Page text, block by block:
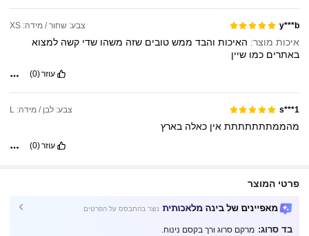
y***b צבע: שחור / מידה: XS
איכות מוצר: האיכות והבד ממשטוביםשזה משהושדיקשהלמצוא
באתריםכמושיין
עוזר(0)
s***1 צבע: לבן / מידה: L
מהממתתתתתתתאיןכאלהבארץ
עוזר(0)
פרטי המוצר
מאפיינים של בינה מלאכותית נוצר בהתבסס על הפרטים
בד סרוג: מרקם סרוג ורך בקסם נינוח.